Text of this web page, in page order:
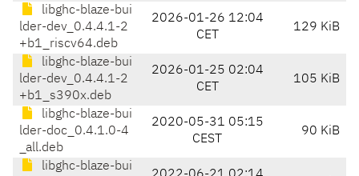
libghc-blaze-bui
lder-dev_0.4.4.1-2
+b1_riscv64.deb
2026-01-26 12:04
CET
129 KiB
libghc-blaze-bui
lder-dev_0.4.4.1-2
+b1_s390x.deb
2026-01-25 02:04
CET
105 KiB
libghc-blaze-bui
lder-doc_0.4.1.0-4
_all.deb
2020-05-31 05:15
CEST
90 KiB
libghc-blaze-bui